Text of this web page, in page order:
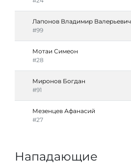
Лапонов Владимир Валерьевич
#99
Мотаи Симеон
#28
Миронов Богдан
#91
Мезенцев Афанасий
#27
Нападающие